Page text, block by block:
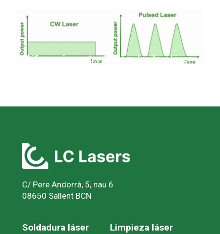
Diferencias entre láser pulsado y láser
C/ Pere Andorrà, 5, nau 6
08650 Sallent BCN
Soldadura láser
Limpieza láser